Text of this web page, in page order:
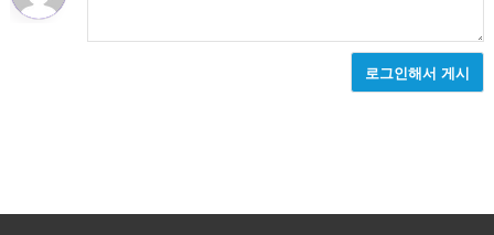
로그인해서 게시